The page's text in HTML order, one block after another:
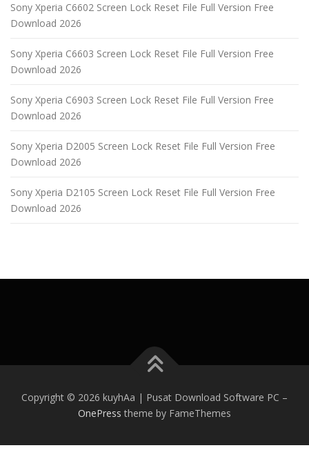
Sony Xperia C6602 Screen Lock Reset File Full Version Free
Download 2026
Sony Xperia C6603 Screen Lock Reset File Full Version Free
Download 2026
Sony Xperia C6903 Screen Lock Reset File Full Version Free
Download 2026
Sony Xperia D2005 Screen Lock Reset File Full Version Free
Download 2026
Sony Xperia D2105 Screen Lock Reset File Full Version Free
Download 2026
Copyright © 2026 kuyhAa | Pusat Download Software PC –
OnePress theme by FameThemes